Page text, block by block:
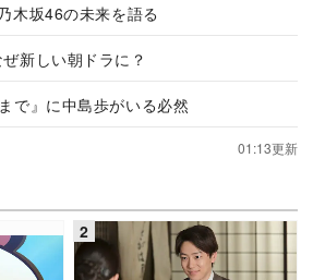
木坂46の未来を語る
ぜ新しい朝ドラに？
で』に中島歩がいる必然
01:13更新